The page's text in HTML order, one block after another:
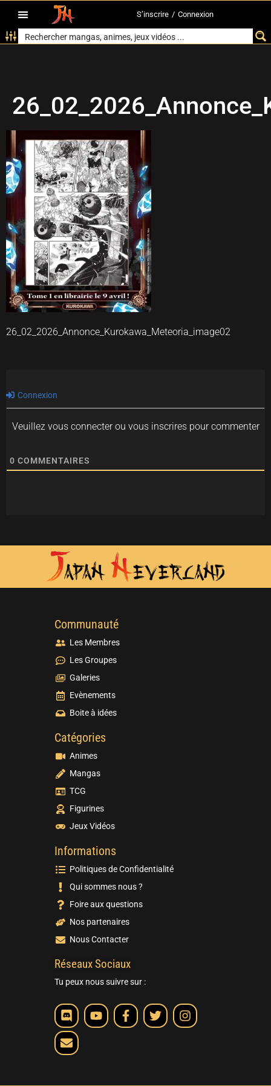
S’inscrire / Connexion
26_02_2026_Annonce_Kurokawa_Meteoria_image02
Connexion
Veuillez vous connecter ou vous inscrires pour commenter
0 COMMENTAIRES
Communauté
Les Membres
Les Groupes
Galeries
Evènements
Boite à idées
Catégories
Animes
Mangas
TCG
Figurines
Jeux Vidéos
Informations
Politiques de Confidentialité
Qui sommes nous ?
Foire aux questions
Nos partenaires
Nous Contacter
Réseaux Sociaux
Tu peux nous suivre sur :